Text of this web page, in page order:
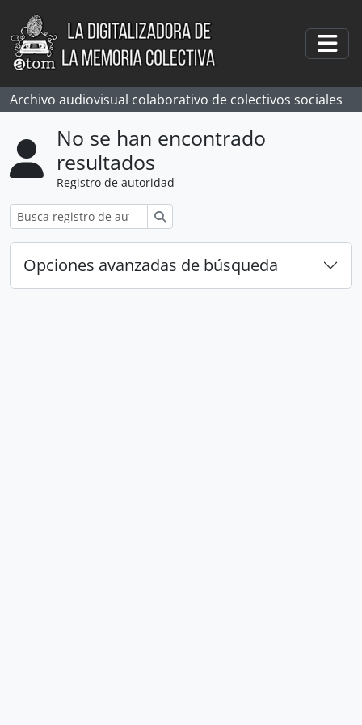
Skip to main content
Archivo audiovisual colaborativo de colectivos sociales
No se han encontrado
resultados
Registro de autoridad
Opciones avanzadas de búsqueda